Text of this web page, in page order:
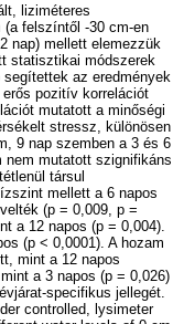
liziméteres
felszíntől -30 cm-en
nap) mellett elemezzük
statisztikai módszerek
az eredmények
pozitív korrelációt
mutatott a minőségi
stressz, különösen
9 nap szemben a 3 és 6
nem mutatott szignifikáns
társul
mellett a 6 napos
(p = 0,009, p =
a 12 napos (p = 0,004).
(p < 0,0001). A hozam
mint a 12 napos
a 3 napos (p = 0,026)
specifikus jellegét.
controlled, lysimeter